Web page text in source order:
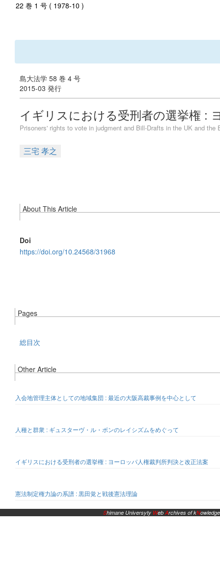
22 巻 1 号 ( 1978-10 )
島大法学 58 巻 4 号
2015-03 発行
イギリスにおける受刑者の選挙権 :
Prisoners' rights to vote in judgment and Bill-Drafts in the UK and the
三宅 孝之
About This Article
Doi
https://doi.org/10.24568/31968
Pages
総目次
Other Article
入会地管理主体としての地域集団 : 最近の大阪高裁事例を中心として
人種と群衆 : ギュスターヴ・ル・ボンのレイシズムをめぐって
イギリスにおける受刑者の選挙権 : ヨーロッパ人権裁判所判決と改正法案
憲法制定権力論の系譜 : 黒田覚と戦後憲法理論
Shimane Universyty WebArchives of kNowledge